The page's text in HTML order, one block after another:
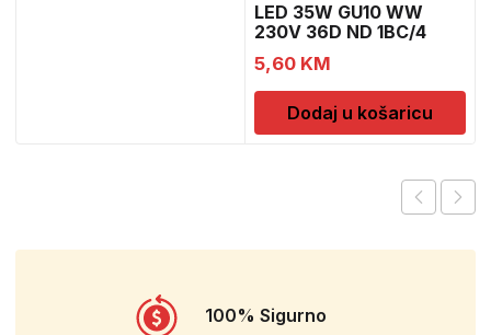
LED 35W GU10 WW
230V 36D ND 1BC/4
5,60 KM
Dodaj u košaricu
100% Sigurno